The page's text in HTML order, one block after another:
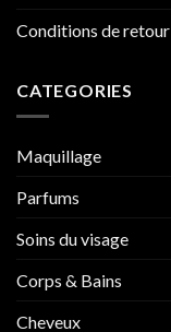
Conditions de retour
CATEGORIES
Maquillage
Parfums
Soins du visage
Corps & Bains
Cheveux